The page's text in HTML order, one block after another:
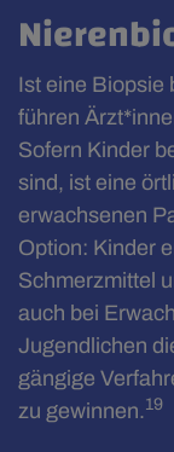
Ist eine Biopsie
führen
Sofern Kinder
sind, ist eine
erwachsenen
Option: Kinder
Schmerzmittel
auch bei
Jugendlichen
gängige
zu gewinnen.19